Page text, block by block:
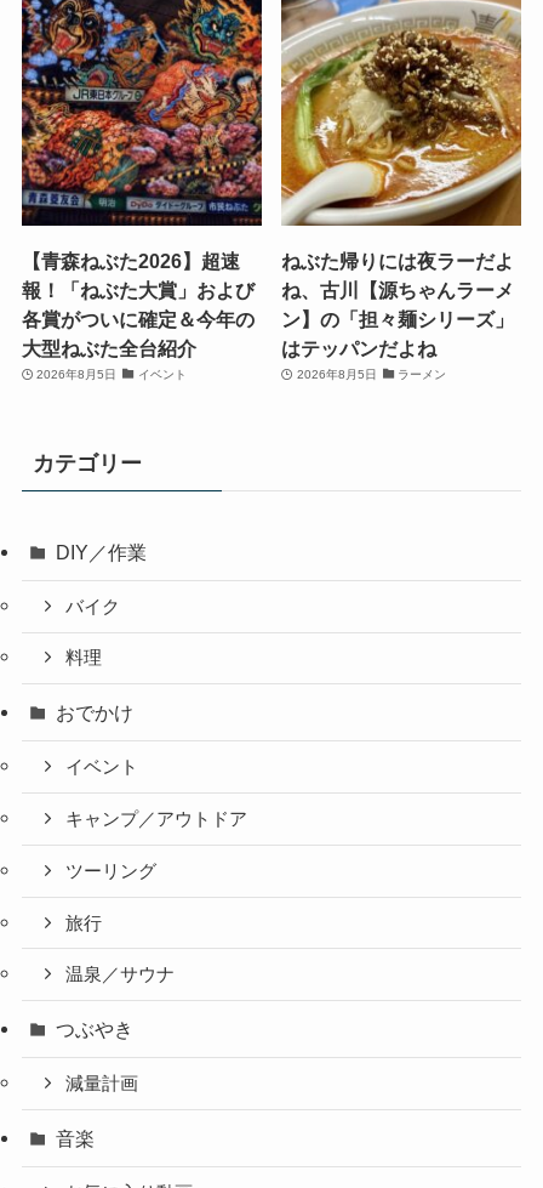
【青森ねぶた2026】超速
報！「ねぶた大賞」および
各賞がついに確定＆今年の
大型ねぶた全台紹介
2026年8月5日 イベント
ねぶた帰りには夜ラーだよ
ね、古川【源ちゃんラーメ
ン】の「担々麺シリーズ」
はテッパンだよね
2026年8月5日 ラーメン
カテゴリー
DIY／作業
バイク
料理
おでかけ
イベント
キャンプ／アウトドア
ツーリング
旅行
温泉／サウナ
つぶやき
減量計画
音楽